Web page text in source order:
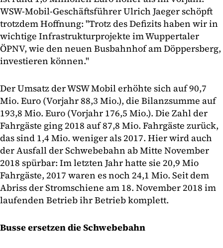
WSW-Mobil-Geschäftsführer Ulrich Jaeger schöpft
trotzdem Hoffnung: "Trotz des Defizits haben wir in
wichtige Infrastrukturprojekte im Wuppertaler
ÖPNV, wie den neuen Busbahnhof am Döppersberg,
investieren können."
Der Umsatz der WSW Mobil erhöhte sich auf 90,7
Mio. Euro (Vorjahr 88,3 Mio.), die Bilanzsumme auf
193,8 Mio. Euro (Vorjahr 176,5 Mio.). Die Zahl der
Fahrgäste ging 2018 auf 87,8 Mio. Fahrgäste zurück,
das sind 1,4 Mio. weniger als 2017. Hier wird auch
der Ausfall der Schwebebahn ab Mitte November
2018 spürbar: Im letzten Jahr hatte sie 20,9 Mio
Fahrgäste, 2017 waren es noch 24,1 Mio. Seit dem
Abriss der Stromschiene am 18. November 2018 im
laufenden Betrieb ihr Betrieb komplett.
Busse ersetzen die Schwebebahn